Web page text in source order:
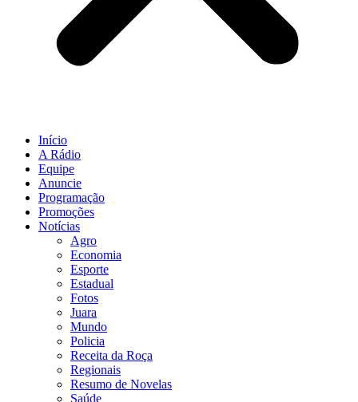
Início
A Rádio
Equipe
Anuncie
Programação
Promoções
Notícias
Agro
Economia
Esporte
Estadual
Fotos
Juara
Mundo
Policia
Receita da Roça
Regionais
Resumo de Novelas
Saúde